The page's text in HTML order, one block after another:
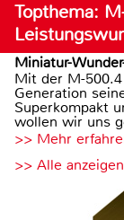
Topthema:
Miniatur-
Mit der M-
Generation
Superkompakt
wollen wir uns
>> Mehr
>> Alle anzeigen